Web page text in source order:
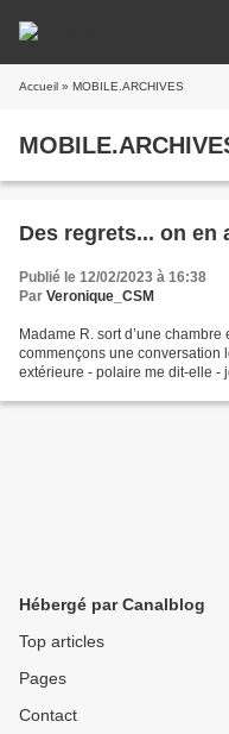
Accueil » MOBILE.ARCHIVES
Des regrets... on en
Publié le 12/02/2023 à 16:38
Par Veronique_CSM
Madame R. sort d’une
commençons une conversation
extérieure - polaire me dit-elle -
Hébergé par Canalblog
Top articles
Pages
Contact